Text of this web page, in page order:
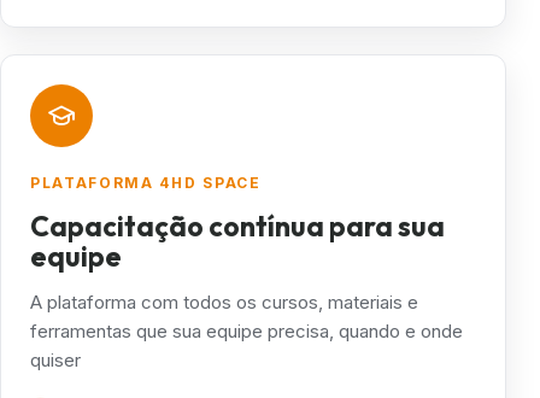
PLATAFORMA 4HD SPACE
Capacitação contínua para sua
equipe
A plataforma com todos os cursos, materiais e
ferramentas que sua equipe precisa, quando e onde
quiser